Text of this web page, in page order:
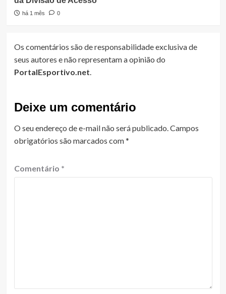
há 1 mês 0
Os comentários são de responsabilidade exclusiva de
seus autores e não representam a opinião do
PortalEsportivo.net.
Deixe um comentário
O seu endereço de e-mail não será publicado.Campos
obrigatórios são marcados com*
Comentário *